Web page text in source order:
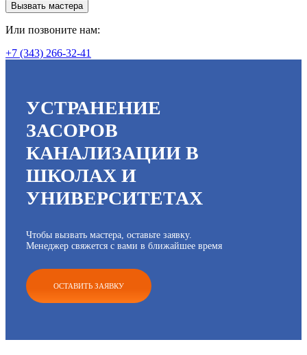
Вызвать мастера
Или позвоните нам:
+7 (343) 266-32-41
УСТРАНЕНИЕ
ЗАСОРОВ
КАНАЛИЗАЦИИ В
ШКОЛАХ И
УНИВЕРСИТЕТАХ
Чтобы вызвать мастера, оставьте заявку.
Менеджер свяжется с вами в ближайшее время
ОСТАВИТЬ ЗАЯВКУ